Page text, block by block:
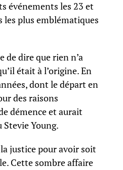
événements les 23 et
les plus emblématiques
de dire que rien n’a
était à l’origine. En
dont le départ en
des raisons
démence et aurait
Young.
justice pour avoir soit
Cette sombre affaire